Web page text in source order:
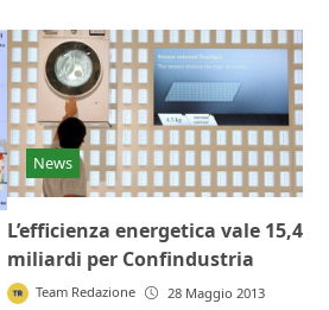
News
L’efficienza energetica vale 15,4
miliardi per Confindustria
Team Redazione 28 Maggio 2013